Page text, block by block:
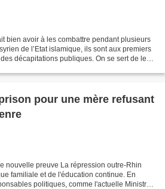
bien avoir à les combattre pendant plusieurs
de l’Etat islamique, ils sont aux premiers
décapitations publiques. On se sert de leur
pour une mère refusant
nouvelle preuve La répression outre-Rhin
familiale et de l'éducation continue. En
politiques, comme l'actuelle Ministre